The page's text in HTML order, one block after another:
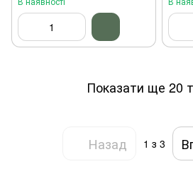
Показати ще 20
Назад 1 з 3